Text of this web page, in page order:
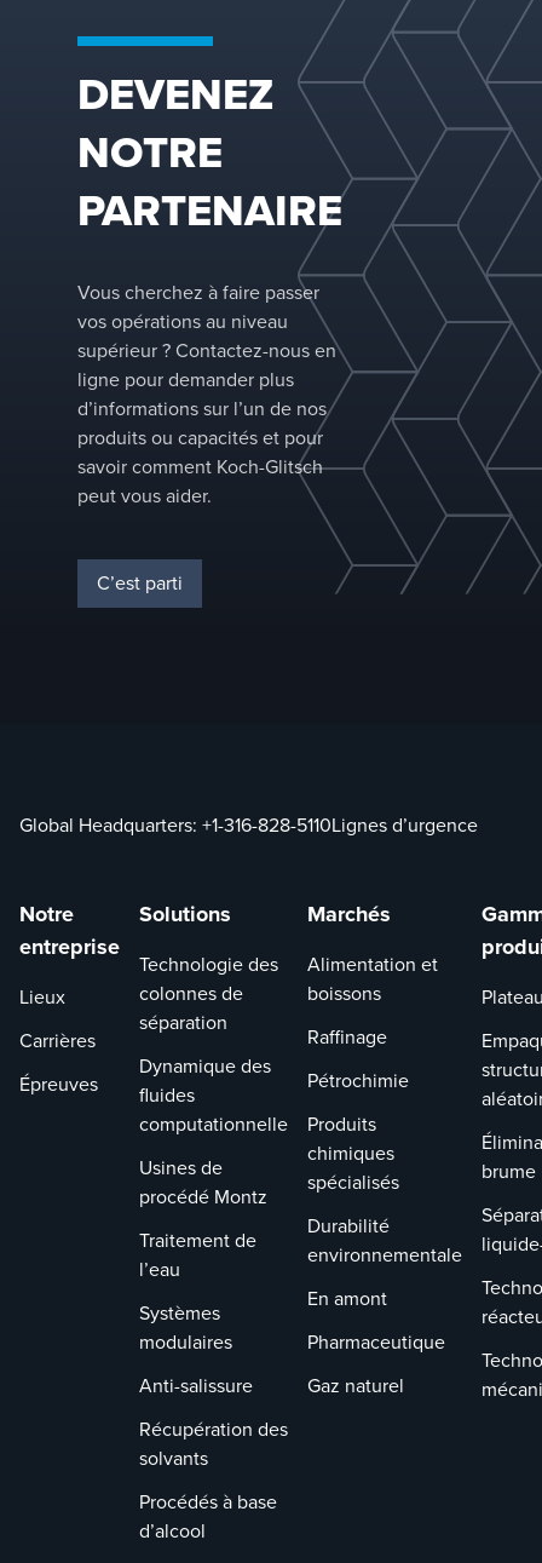
descendantes
et les
structures de
support.
Grâce à notre
expérience
approfondie
de l’industrie,
nous
fournissons le
plateau
adapté à
votre
application et
adaptons les
configurations
pour
optimiser les
performances
de votre
colonne de
séparation
spécifique.
DEVENEZ
NOTRE
PARTENAIRE
Vous cherchez à faire passer
vos opérations au niveau
supérieur ? Contactez-nous en
ligne pour demander plus
d’informations sur l’un de nos
produits ou capacités et pour
savoir comment Koch-Glitsch
peut vous aider.
C’est parti
Global Headquarters: +1-316-828-5110Lignes d’urgence
Notre
entreprise
Lieux
Carrières
Épreuves
Solutions
Technologie des
colonnes de
séparation
Dynamique des
fluides
computationnelle
Usines de
procédé Montz
Traitement de
l’eau
Systèmes
modulaires
Anti-salissure
Récupération des
solvants
Procédés à base
d’alcool
Marchés
Alimentation et
boissons
Raffinage
Pétrochimie
Produits
chimiques
spécialisés
Durabilité
environnementale
En amont
Pharmaceutique
Gaz naturel
brume